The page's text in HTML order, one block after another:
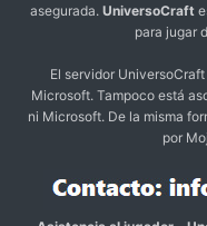
asegurada. UniversoCraft
para jugar
El servidor
Microsoft. Tampoco está
ni Microsoft. De la misma
por